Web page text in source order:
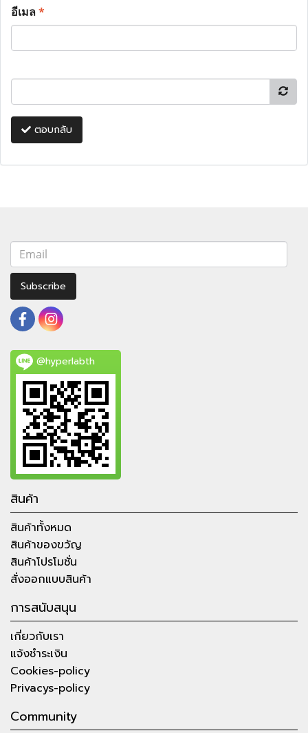
อีเมล*
ตอบกลับ
Subscribe
@hyperlabth
สินค้า
สินค้าทั้งหมด
สินค้าของขวัญ
สินค้าโปรโมชั่น
สั่งออกแบบสินค้า
การสนับสนุน
เกี่ยวกับเรา
แจ้งชำระเงิน
Cookies-policy
Privacys-policy
Community